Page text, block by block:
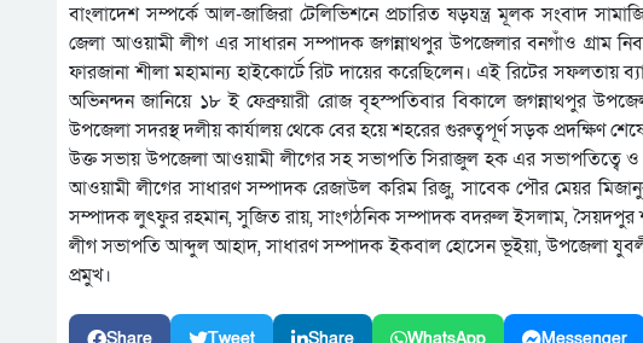
বাংলাদেশ সম্পর্কে আল-জাজিরা টেলিভিশনে প্রচারিত ষড়যন্ত্র মূলক সংবাদ
জেলা আওয়ামী লীগ এর সাধারন সম্পাদক জগন্নাথপুর উপজেলার বনগাঁও গ্রাম
ফারজানা শীলা মহামান্য হাইকোর্টে রিট দায়ের করেছিলেন। এই রিটের সফলতায়
অভিনন্দন জানিয়ে ১৮ ই ফেব্রুয়ারী রোজ বৃহস্পতিবার বিকালে জগন্নাথপুর
উপজেলা সদরস্থ দলীয় কার্যালয় থেকে বের হয়ে শহরের গুরুত্বপূর্ণ সড়ক প্রদক্ষিণ
উক্ত সভায় উপজেলা আওয়ামী লীগের সহ সভাপতি সিরাজুল হক এর সভাপতিত্বে
আওয়ামী লীগের সাধারণ সম্পাদক রেজাউল করিম রিজু, সাবেক পৌর মেয়র
সম্পাদক লুৎফুর রহমান, সুজিত রায়, সাংগঠনিক সম্পাদক বদরুল ইসলাম, সৈয়দপুর
লীগ সভাপতি আব্দুল আহাদ, সাধারণ সম্পাদক ইকবাল হোসেন ভূইয়া, উপজেলা
প্রমুখ।